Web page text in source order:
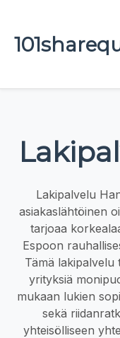
Lakipalvelu
asiakaslähtöinen
tarjoaa
Espoon
Tämä lakipalvelu
yrityksiä
mukaan lukien
sekä
yhteisölliseen